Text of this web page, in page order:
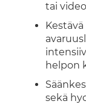
tai
helpon
sekä